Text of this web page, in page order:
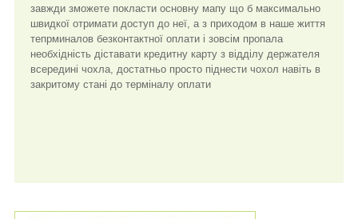
завжди зможете покласти основну мапу що б максимально
швидкої отримати доступ до неї, а з приходом в наше життя
тепрминалов безконтактної оплати і зовсім пропала
необхідність діставати кредитну карту з відділу держателя
всередині чохла, достатньо просто піднести чохол навіть в
закритому стані до терміналу оплати